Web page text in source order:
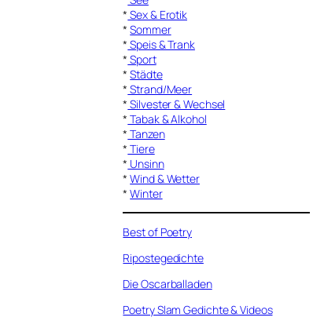
* Sex & Erotik
*Sommer
* Speis & Trank
* Sport
*Städte
* Strand/Meer
* Silvester & Wechsel
* Tabak & Alkohol
* Tanzen
* Tiere
* Unsinn
*Wind & Wetter
*Winter
Best of Poetry
Ripostegedichte
Die Oscarballaden
Poetry Slam Gedichte & Videos